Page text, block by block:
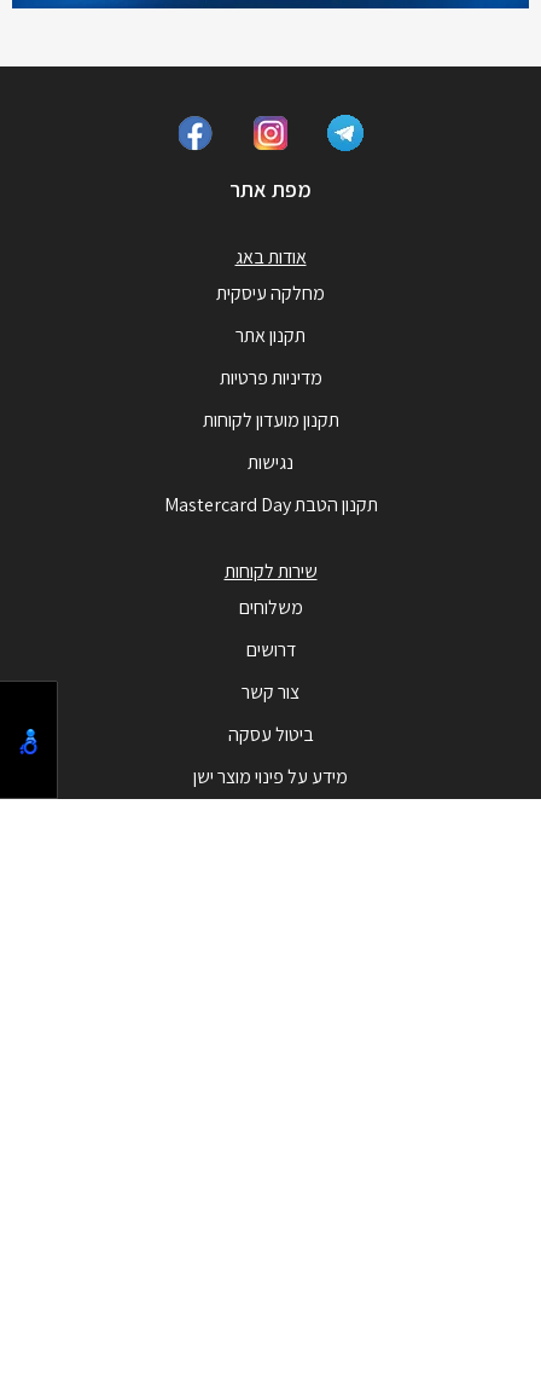
מפת אתר
אודות באג
מחלקה עיסקית
תקנון אתר
מדיניות פרטיות
תקנון מועדון לקוחות
נגישות
תקנון הטבת Mastercard Day
שירות לקוחות
משלוחים
דרושים
צור קשר
ביטול עסקה
מידע על פינוי מוצר ישן